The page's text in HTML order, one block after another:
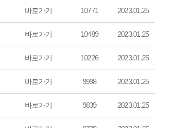
바로가기 10771 2023.01.25
바로가기 10489 2023.01.25
바로가기 10226 2023.01.25
바로가기 9998 2023.01.25
바로가기 9839 2023.01.25